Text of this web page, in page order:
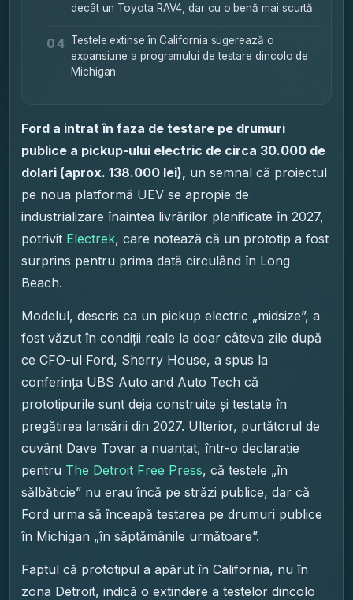
decât un Toyota RAV4, dar cu o benă mai scurtă.
04 Testele extinse în California sugerează o
expansiune a programului de testare dincolo de
Michigan.
Ford a intrat în faza de testare pe drumuri
publice a pickup-ului electric de circa 30.000 de
dolari (aprox. 138.000 lei), un semnal că proiectul
pe noua platformă UEV se apropie de
industrializare înaintea livrărilor planificate în 2027,
potrivit Electrek, care notează că un prototip a fost
surprins pentru prima dată circulând în Long
Beach.
Modelul, descris ca un pickup electric „midsize”, a
fost văzut în condiții reale la doar câteva zile după
ce CFO-ul Ford, Sherry House, a spus la
conferința UBS Auto and Auto Tech că
prototipurile sunt deja construite și testate în
pregătirea lansării din 2027. Ulterior, purtătorul de
cuvânt Dave Tovar a nuanțat, într-o declarație
pentru The Detroit Free Press, că testele „în
sălbăticie” nu erau încă pe străzi publice, dar că
Ford urma să înceapă testarea pe drumuri publice
în Michigan „în săptămânile următoare”.
Faptul că prototipul a apărut în California, nu în
zona Detroit, indică o extindere a testelor dincolo